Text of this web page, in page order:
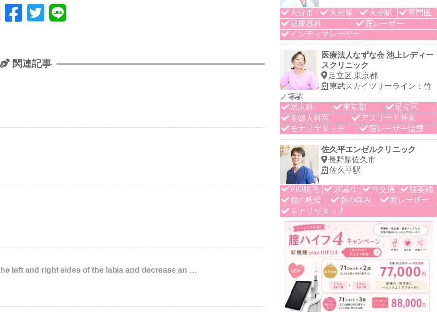
関連記事
left and right sides of the labia and decrease an …
大分市 大分県 大分駅
専門医
泌尿器科
腟レーザー
インティマレーザー
医療法人なずな会 池上レディー
スクリニック
足立区,東京都
東武スカイツリーライン：竹
ノ塚駅
婦人科
東京都
足立区
産婦人科医
アスリート外来
モナリザタッチ
腟レーザー治療
佐久平エンゼルクリニック
長野県佐久市
佐久平駅
VIO脱毛 尿漏れ 性交痛
腟萎縮
腟の乾燥
腟の痒み
腟レーザー
モナリザタッチ